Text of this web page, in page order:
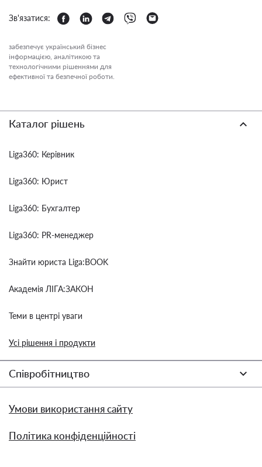
Зв'язатися:
забезпечує український бізнес
інформацією, аналітикою та
технологічними рішеннями для
ефективної та безпечної роботи.
Каталог рішень
Liga360: Керівник
Liga360: Юрист
Liga360: Бухгалтер
Liga360: PR-менеджер
Знайти юриста Liga:BOOK
Академія ЛІГА:ЗАКОН
Теми в центрі уваги
Усі рішення і продукти
Співробітництво
Умови використання сайту
Політика конфіденційності